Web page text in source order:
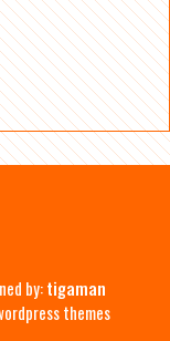
by:tigaman
themes